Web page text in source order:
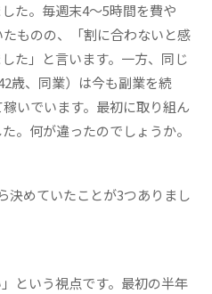
た。毎週末4～5時間を費や
ものの、「割に合わないと感
た」と言います。一方、同じ
歳、同業）は今も副業を続
いでいます。最初に取り組ん
。何が違ったのでしょうか。
決めていたことが3つありまし
という視点です。最初の半年